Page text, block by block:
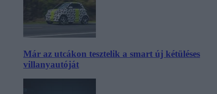
Már az utcákon tesztelik a smart új kétüléses
villanyautóját